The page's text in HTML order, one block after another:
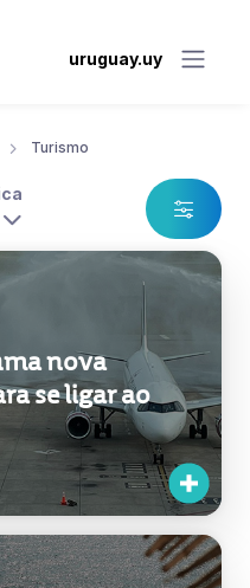
uruguay.uy
Turismo
nova
se ligar ao